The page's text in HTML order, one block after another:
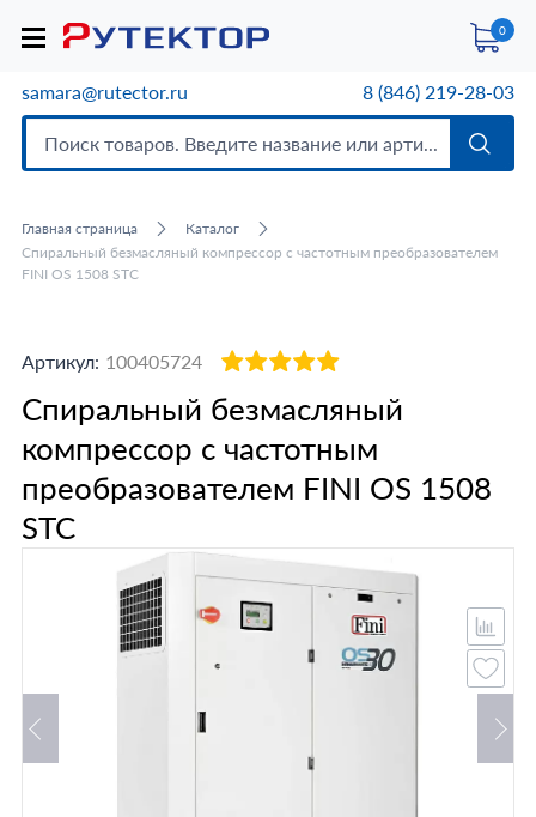
0
samara@rutector.ru 8 (846) 219-28-03
Главная страница
Каталог
Спиральный безмасляный компрессор с частотным преобразователем
FINI OS 1508 STC
Артикул: 100405724
Спиральный безмасляный
компрессор с частотным
преобразователем FINI OS 1508
STC